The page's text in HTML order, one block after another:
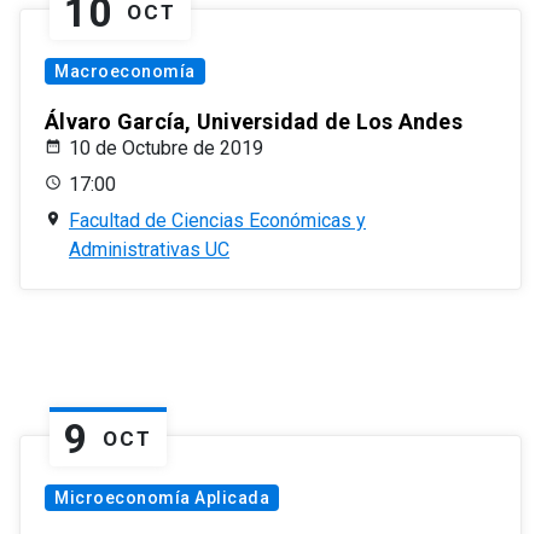
10 OCT
Macroeconomía
Álvaro García, Universidad de Los Andes
10 de Octubre de 2019
17:00
Facultad de Ciencias Económicas y
Administrativas UC
9 OCT
Microeconomía Aplicada